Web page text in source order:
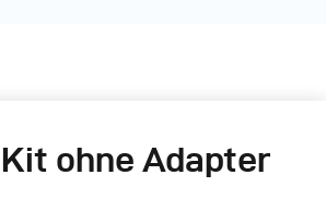
Kit ohne Adapter